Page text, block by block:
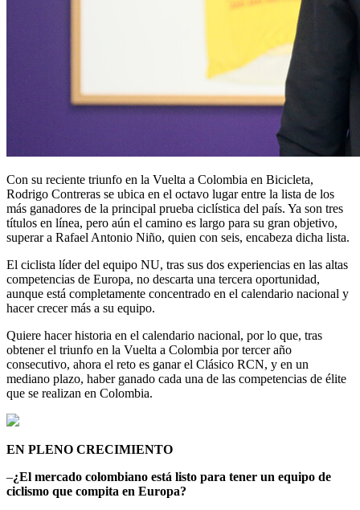
Con su reciente triunfo en la Vuelta a Colombia en Bicicleta,
Rodrigo Contreras se ubica en el octavo lugar entre la lista de los
más ganadores de la principal prueba ciclística del país. Ya son tres
títulos en línea, pero aún el camino es largo para su gran objetivo,
superar a Rafael Antonio Niño, quien con seis, encabeza dicha lista.
El ciclista líder del equipo NU, tras sus dos experiencias en las altas
competencias de Europa, no descarta una tercera oportunidad,
aunque está completamente concentrado en el calendario nacional y
hacer crecer más a su equipo.
Quiere hacer historia en el calendario nacional, por lo que, tras
obtener el triunfo en la Vuelta a Colombia por tercer año
consecutivo, ahora el reto es ganar el Clásico RCN, y en un
mediano plazo, haber ganado cada una de las competencias de élite
que se realizan en Colombia.
EN PLENO CRECIMIENTO
–¿El mercado colombiano está listo para tener un equipo de
ciclismo que compita en Europa?